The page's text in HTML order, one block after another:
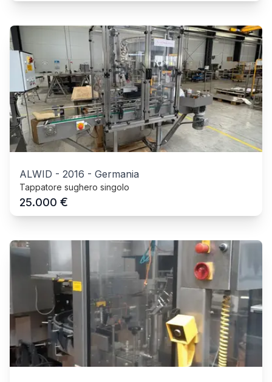
ALWID - 2016 - Germania
Tappatore sughero singolo
25.000 €